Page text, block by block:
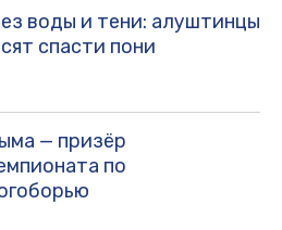
воды и тени: алуштинцы
спасти пони
— призёр
по